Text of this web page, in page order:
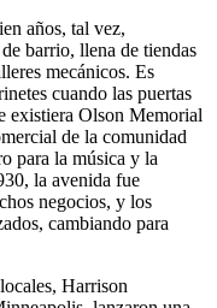
años, tal vez,
barrio, llena de tiendas
mecánicos. Es
cuando las puertas
existiera Olson Memorial
de la comunidad
para la música y la
la avenida fue
negocios, y los
cambiando para
Harrison